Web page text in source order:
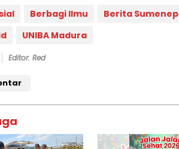
Berbagi Ilmu Berita Sumenep
UNIBA Madura
Editor: Red